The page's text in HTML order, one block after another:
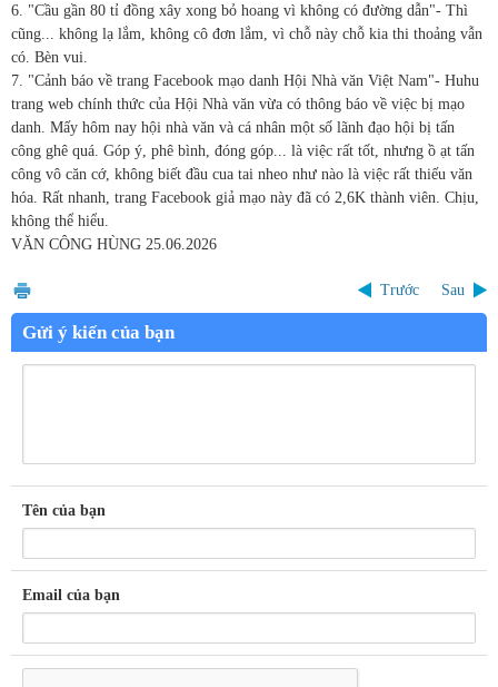
6. "Cầu gần 80 tỉ đồng xây xong bỏ hoang vì không có đường dẫn"- Thì
cũng... không lạ lắm, không cô đơn lắm, vì chỗ này chỗ kia thi thoảng vẫn
có. Bèn vui.
7. "Cảnh báo về trang Facebook mạo danh Hội Nhà văn Việt Nam"- Huhu
trang web chính thức của Hội Nhà văn vừa có thông báo về việc bị mạo
danh. Mấy hôm nay hội nhà văn và cá nhân một số lãnh đạo hội bị tấn
công ghê quá. Góp ý, phê bình, đóng góp... là việc rất tốt, nhưng ồ ạt tấn
công vô căn cớ, không biết đầu cua tai nheo như nào là việc rất thiếu văn
hóa. Rất nhanh, trang Facebook giả mạo này đã có 2,6K thành viên. Chịu,
không thể hiểu.
VĂN CÔNG HÙNG 25.06.2026
Trước Sau
Gửi ý kiến của bạn
Tên của bạn
Email của bạn